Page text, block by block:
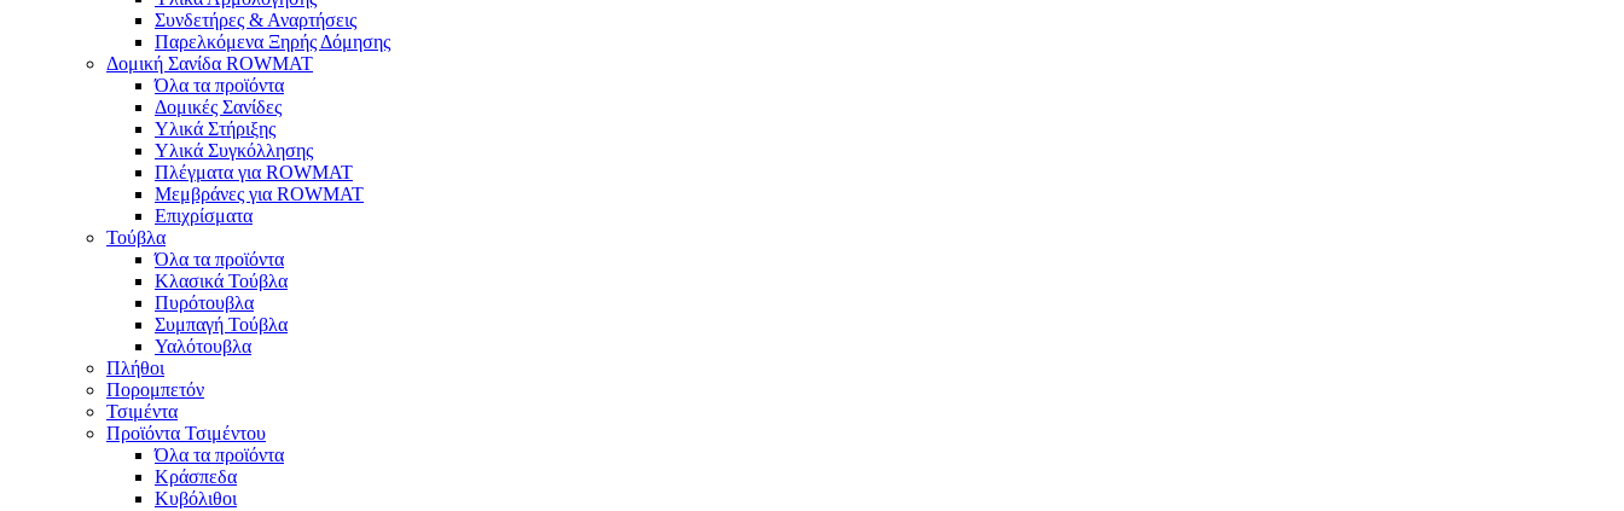
Συνδετήρες & Αναρτήσεις
Παρελκόμενα Ξηρής Δόμησης
Δομική Σανίδα ROWMAT
Όλα τα προϊόντα
Δομικές Σανίδες
Υλικά Στήριξης
Υλικά Συγκόλλησης
Πλέγματα για ROWMAT
Μεμβράνες για ROWMAT
Επιχρίσματα
Τούβλα
Όλα τα προϊόντα
Κλασικά Τούβλα
Πυρότουβλα
Συμπαγή Τούβλα
Υαλότουβλα
Πλήθοι
Πορομπετόν
Τσιμέντα
Προϊόντα Τσιμέντου
Όλα τα προϊόντα
Κράσπεδα
Κυβόλιθοι